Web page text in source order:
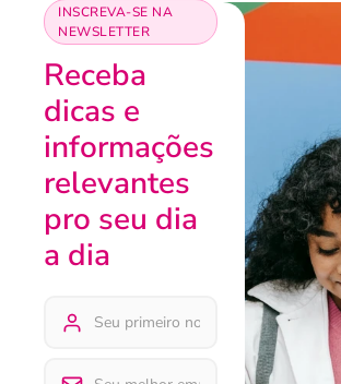
INSCREVA-SE NA
NEWSLETTER
Receba
dicas e
informações
relevantes
pro seu dia
a dia